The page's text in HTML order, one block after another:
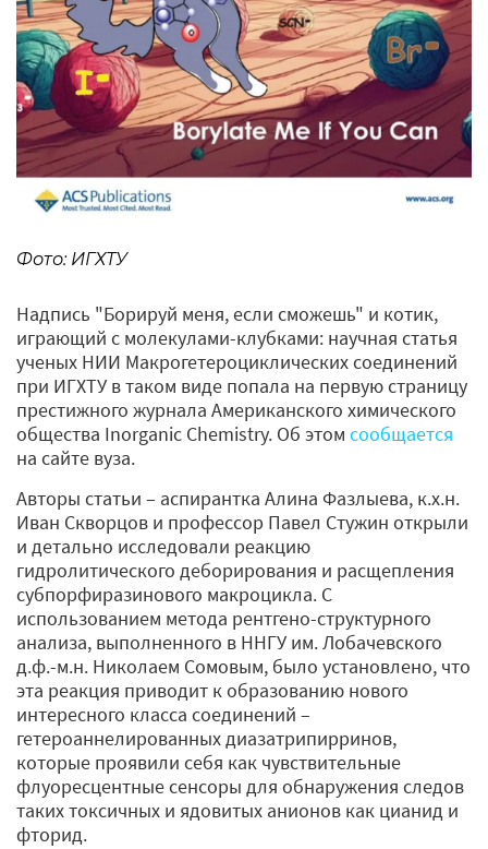
Фото: ИГХТУ
Надпись "Борируй меня, если сможешь" и котик,
играющий с молекулами-клубками: научная статья
ученых НИИ Макрогетероциклических соединений
при ИГХТУ в таком виде попала на первую страницу
престижного журнала Американского химического
общества Inorganic Chemistry. Об этом сообщается
на сайте вуза.
Авторы статьи – аспирантка Алина Фазлыева, к.х.н.
Иван Скворцов и профессор Павел Стужин открыли
и детально исследовали реакцию
гидролитического деборирования и расщепления
субпорфиразинового макроцикла. С
использованием метода рентгено-структурного
анализа, выполненного в ННГУ им. Лобачевского
д.ф.-м.н. Николаем Сомовым, было установлено, что
эта реакция приводит к образованию нового
интересного класса соединений –
гетероаннелированных диазатрипирринов,
которые проявили себя как чувствительные
флуоресцентные сенсоры для обнаружения следов
таких токсичных и ядовитых анионов как цианид и
фторид.